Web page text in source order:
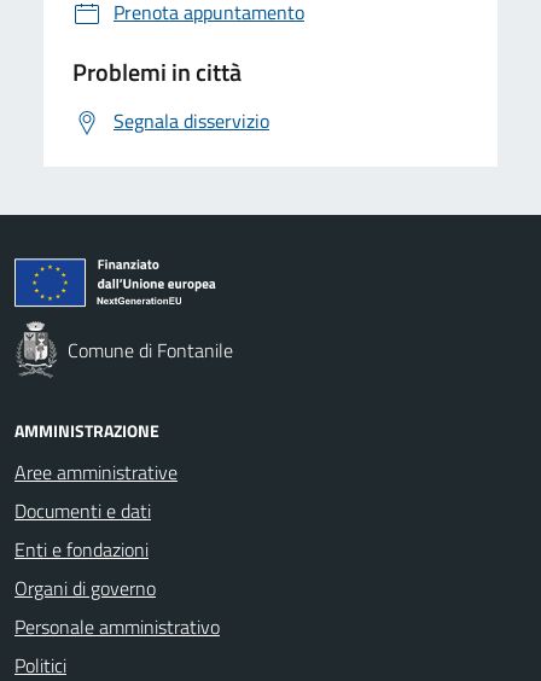
Prenota appuntamento
Problemi in città
Segnala disservizio
Comune di Fontanile
AMMINISTRAZIONE
Aree amministrative
Documenti e dati
Enti e fondazioni
Organi di governo
Personale amministrativo
Politici